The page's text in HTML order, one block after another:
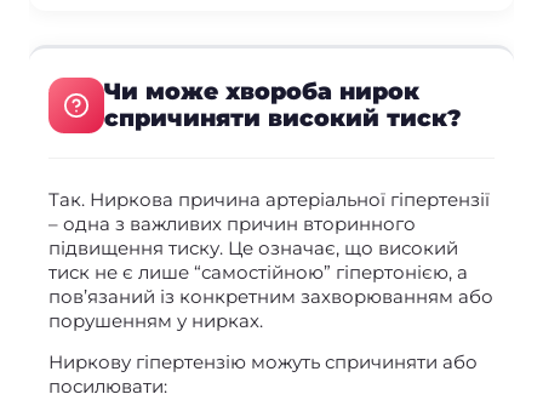
Чи може хвороба нирок
спричиняти високий тиск?
Так. Ниркова причина артеріальної гіпертензії
– одна з важливих причин вторинного
підвищення тиску. Це означає, що високий
тиск не є лише “самостійною” гіпертонією, а
пов’язаний із конкретним захворюванням або
порушенням у нирках.
Ниркову гіпертензію можуть спричиняти або
посилювати: